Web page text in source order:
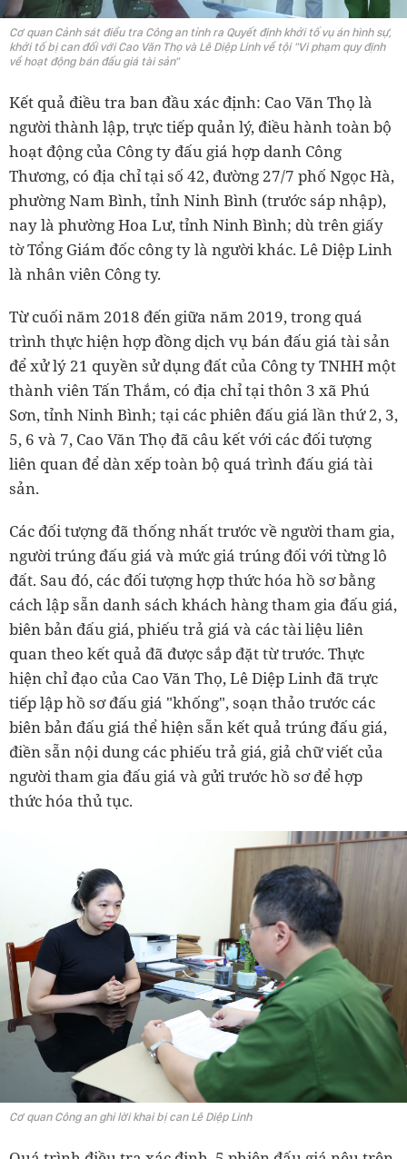
Cơ quan Cảnh sát điều tra Công an tỉnh ra Quyết định khởi tố vụ án hình sự,
khởi tố bị can đối với Cao Văn Thọ và Lê Diệp Linh về tội "Vi phạm quy định
về hoạt động bán đấu giá tài sản"
Kết quả điều tra ban đầu xác định: Cao Văn Thọ là
người thành lập, trực tiếp quản lý, điều hành toàn bộ
hoạt động của Công ty đấu giá hợp danh Công
Thương, có địa chỉ tại số 42, đường 27/7 phố Ngọc Hà,
phường Nam Bình, tỉnh Ninh Bình (trước sáp nhập),
nay là phường Hoa Lư, tỉnh Ninh Bình; dù trên giấy
tờ Tổng Giám đốc công ty là người khác. Lê Diệp Linh
là nhân viên Công ty.
Từ cuối năm 2018 đến giữa năm 2019, trong quá
trình thực hiện hợp đồng dịch vụ bán đấu giá tài sản
để xử lý 21 quyền sử dụng đất của Công ty TNHH một
thành viên Tấn Thắm, có địa chỉ tại thôn 3 xã Phú
Sơn, tỉnh Ninh Bình; tại các phiên đấu giá lần thứ 2, 3,
5, 6 và 7, Cao Văn Thọ đã câu kết với các đối tượng
liên quan để dàn xếp toàn bộ quá trình đấu giá tài
sản.
Các đối tượng đã thống nhất trước về người tham gia,
người trúng đấu giá và mức giá trúng đối với từng lô
đất. Sau đó, các đối tượng hợp thức hóa hồ sơ bằng
cách lập sẵn danh sách khách hàng tham gia đấu giá,
biên bản đấu giá, phiếu trả giá và các tài liệu liên
quan theo kết quả đã được sắp đặt từ trước. Thực
hiện chỉ đạo của Cao Văn Thọ, Lê Diệp Linh đã trực
tiếp lập hồ sơ đấu giá "khống", soạn thảo trước các
biên bản đấu giá thể hiện sẵn kết quả trúng đấu giá,
điền sẵn nội dung các phiếu trả giá, giả chữ viết của
người tham gia đấu giá và gửi trước hồ sơ để hợp
thức hóa thủ tục.
Cơ quan Công an ghi lời khai bị can Lê Diệp Linh